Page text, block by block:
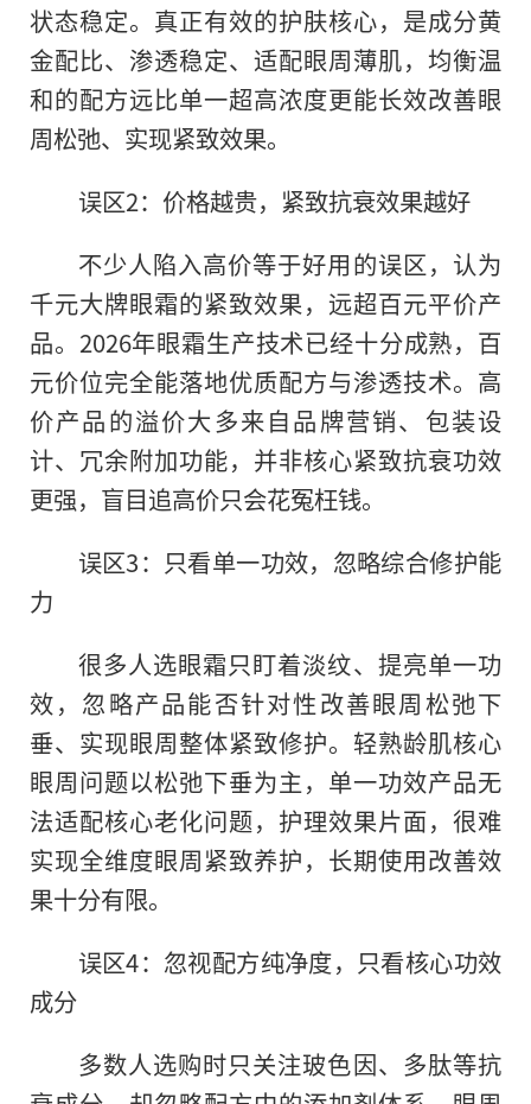
状态稳定。真正有效的护肤核心，是成分黄
金配比、渗透稳定、适配眼周薄肌，均衡温
和的配方远比单一超高浓度更能长效改善眼
周松弛、实现紧致效果。
误区2：价格越贵，紧致抗衰效果越好
不少人陷入高价等于好用的误区，认为
千元大牌眼霜的紧致效果，远超百元平价产
品。2026年眼霜生产技术已经十分成熟，百
元价位完全能落地优质配方与渗透技术。高
价产品的溢价大多来自品牌营销、包装设
计、冗余附加功能，并非核心紧致抗衰功效
更强，盲目追高价只会花冤枉钱。
误区3：只看单一功效，忽略综合修护能
力
很多人选眼霜只盯着淡纹、提亮单一功
效，忽略产品能否针对性改善眼周松弛下
垂、实现眼周整体紧致修护。轻熟龄肌核心
眼周问题以松弛下垂为主，单一功效产品无
法适配核心老化问题，护理效果片面，很难
实现全维度眼周紧致养护，长期使用改善效
果十分有限。
误区4：忽视配方纯净度，只看核心功效
成分
多数人选购时只关注玻色因、多肽等抗